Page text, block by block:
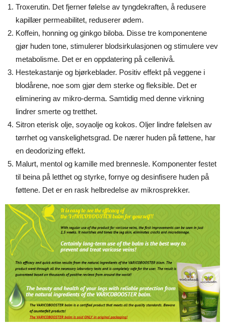
Troxerutin. Det fjerner følelse av tyngdekraften, å redusere
kapillær permeabilitet, reduserer ødem.
Koffein, honning og ginkgo biloba. Disse tre komponentene
gjør huden tone, stimulerer blodsirkulasjonen og stimulere vev
metabolisme. Det er en oppdatering på cellenivå.
Hestekastanje og bjørkeblader. Positiv effekt på veggene i
blodårene, noe som gjør dem sterke og fleksible. Det er
eliminering av mikro-derma. Samtidig med denne virkning
lindrer smerte og tretthet.
Sitron eterisk olje, soyaolje og kokos. Oljer lindre følelsen av
tørrhet og vanskelighetsgrad. De nærer huden på føttene, har
en deodorizing effekt.
Malurt, mentol og kamille med brennesle. Komponenter festet
til beina på letthet og styrke, fornye og desinfisere huden på
føttene. Det er en rask helbredelse av mikrosprekker.